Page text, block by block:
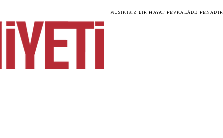
Musikisiz bir hayat fevkalâde fenadır